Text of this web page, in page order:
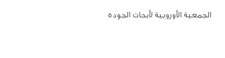
الجمعية الأوروبية لأبحاث الجودة